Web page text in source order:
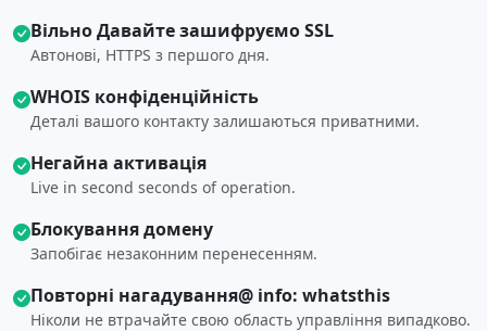
Вільно Давайте зашифруємо SSL
Автонові, HTTPS з першого дня.
WHOIS конфіденційність
Деталі вашого контакту залишаються приватними.
Негайна активація
Live in second seconds of operation.
Блокування домену
Запобігає незаконним перенесенням.
Повторні нагадування@ info: whatsthis
Ніколи не втрачайте свою область управління випадково.